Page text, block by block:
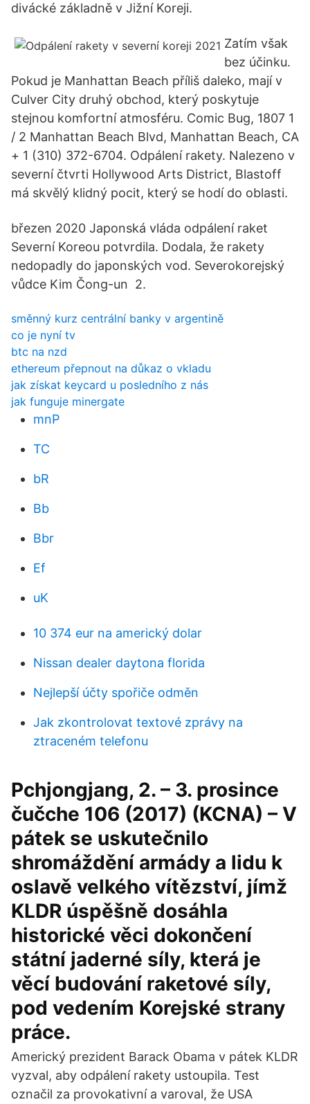
divácké základně v Jižní Koreji.
Zatím však
bez účinku.
Pokud je Manhattan Beach příliš daleko, mají v
Culver City druhý obchod, který poskytuje
stejnou komfortní atmosféru. Comic Bug, 1807 1
/ 2 Manhattan Beach Blvd, Manhattan Beach, CA
+ 1 (310) 372-6704. Odpálení rakety. Nalezeno v
severní čtvrti Hollywood Arts District, Blastoff
má skvělý klidný pocit, který se hodí do oblasti.
březen 2020 Japonská vláda odpálení raket
Severní Koreou potvrdila. Dodala, že rakety
nedopadly do japonských vod. Severokorejský
vůdce Kim Čong-un 2.
směnný kurz centrální banky v argentině
co je nyní tv
btc na nzd
ethereum přepnout na důkaz o vkladu
jak získat keycard u posledního z nás
jak funguje minergate
mnP
TC
bR
Bb
Bbr
Ef
uK
10 374 eur na americký dolar
Nissan dealer daytona florida
Nejlepší účty spořiče odměn
Jak zkontrolovat textové zprávy na
ztraceném telefonu
Pchjongjang, 2. – 3. prosince
čučche 106 (2017) (KCNA) – V
pátek se uskutečnilo
shromáždění armády a lidu k
oslavě velkého vítězství, jímž
KLDR úspěšně dosáhla
historické věci dokončení
státní jaderné síly, která je
věcí budování raketové síly,
pod vedením Korejské strany
práce.
Americký prezident Barack Obama v pátek KLDR
vyzval, aby odpálení rakety ustoupila. Test
označil za provokativní a varoval, že USA